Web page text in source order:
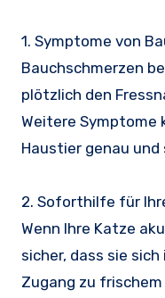
1. Symptome von
Bauchschmerzen
plötzlich den
Weitere Symptome
Haustier genau
2. Soforthilfe für
Wenn Ihre Katze
sicher, dass sie
Zugang zu frischem